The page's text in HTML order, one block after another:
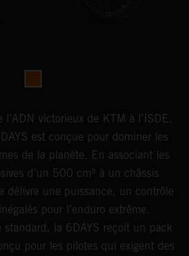
l’ADN victorieux de KTM à l’ISDE,
est conçue pour dominer les
de la planète. En associant les
d’un 500 cm³ à un châssis
délivre une puissance, un contrôle
pour l’enduro extrême.
standard, la 6DAYS reçoit un pack
pour les pilotes qui exigent des